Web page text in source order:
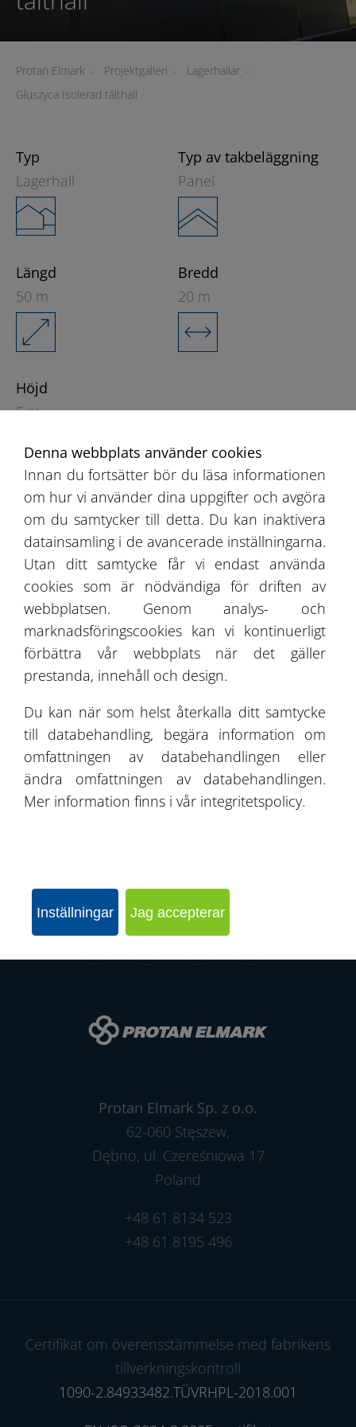
Protan Elmark - Projektgalleri - Lagerhallar -
Głuszyca Isolerad tälthall
Typ
Lagerhall
Typ av takbeläggning
Panel
Längd
50 m
Bredd
20 m
Höjd
5 m
Rekommendationsbok
Erbjudande
Projektgalleri
Om Oss
Kontakt
SKICKA EN FÖRFRÅGAN
Protan Elmark Sp. z o.o.
62-060 Stęszew,
Dębno, ul. Czereśniowa 17
Poland
+48 61 8134 523
+48 61 8195 496
Certifikat om överensstämmelse med fabrikens
tillverkningskontroll
1090-2.84933482.TÜVRHPL-2018.001
Denna webbplats använder cookies
Innan du fortsätter bör du läsa informationen
om hur vi använder dina uppgifter och avgöra
om du samtycker till detta. Du kan inaktivera
datainsamling i de avancerade inställningarna.
Utan ditt samtycke får vi endast använda
cookies som är nödvändiga för driften av
webbplatsen. Genom analys- och
marknadsföringscookies kan vi kontinuerligt
förbättra vår webbplats när det gäller
prestanda, innehåll och design.
Du kan när som helst återkalla ditt samtycke
till databehandling, begära information om
omfattningen av databehandlingen eller
ändra omfattningen av databehandlingen.
Mer information finns i vår integritetspolicy.
Inställningar Jag accepterar